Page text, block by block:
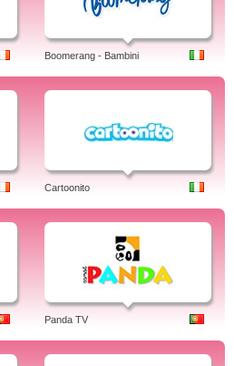
Boomerang - Bambini
Cartoonito
Panda TV